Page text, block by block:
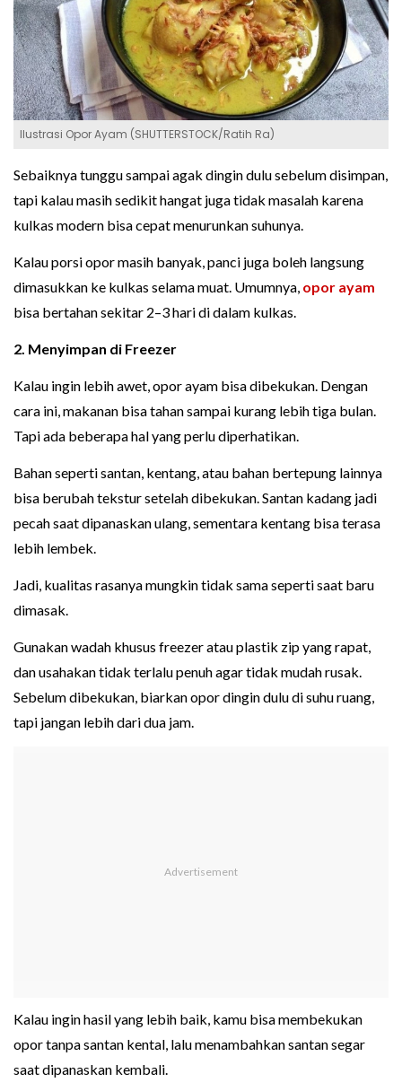
Ilustrasi Opor Ayam (SHUTTERSTOCK/Ratih Ra)
Sebaiknya tunggu sampai agak dingin dulu sebelum disimpan,
tapi kalau masih sedikit hangat juga tidak masalah karena
kulkas modern bisa cepat menurunkan suhunya.
Kalau porsi opor masih banyak, panci juga boleh langsung
dimasukkan ke kulkas selama muat. Umumnya, opor ayam
bisa bertahan sekitar 2–3 hari di dalam kulkas.
2. Menyimpan di Freezer
Kalau ingin lebih awet, opor ayam bisa dibekukan. Dengan
cara ini, makanan bisa tahan sampai kurang lebih tiga bulan.
Tapi ada beberapa hal yang perlu diperhatikan.
Bahan seperti santan, kentang, atau bahan bertepung lainnya
bisa berubah tekstur setelah dibekukan. Santan kadang jadi
pecah saat dipanaskan ulang, sementara kentang bisa terasa
lebih lembek.
Jadi, kualitas rasanya mungkin tidak sama seperti saat baru
dimasak.
Gunakan wadah khusus freezer atau plastik zip yang rapat,
dan usahakan tidak terlalu penuh agar tidak mudah rusak.
Sebelum dibekukan, biarkan opor dingin dulu di suhu ruang,
tapi jangan lebih dari dua jam.
Kalau ingin hasil yang lebih baik, kamu bisa membekukan
opor tanpa santan kental, lalu menambahkan santan segar
saat dipanaskan kembali.